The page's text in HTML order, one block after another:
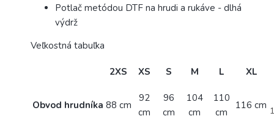
Potlač metódou DTF na hrudi a rukáve - dlhá
výdrž
Veľkostná tabuľka
2XS XS S M L XL
Obvod hrudníka 88 cm
92
cm
96
cm
104
cm
110
cm
116 cm